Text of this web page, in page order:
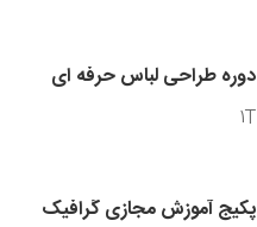
دوره طراحی لباس حرفه ای
1T
پکیج آموزش مجازی گرافیک